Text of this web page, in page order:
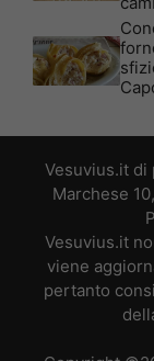
Vesuvius.it di
Marchese
Vesuvius.it
viene
pertanto